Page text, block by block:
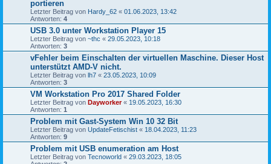
portieren
Letzter Beitrag von Hardy_62 « 01.06.2023, 13:42
Antworten: 4
USB 3.0 unter Workstation Player 15
Letzter Beitrag von ~thc « 29.05.2023, 10:18
Antworten: 3
vFehler beim Einschalten der virtuellen Maschine. Dieser Host
unterstützt AMD-V nicht.
Letzter Beitrag von lh7 « 23.05.2023, 10:09
Antworten: 3
VM Workstation Pro 2017 Shared Folder
Letzter Beitrag von Dayworker« 19.05.2023, 16:30
Antworten: 1
Problem mit Gast-System Win 10 32 Bit
Letzter Beitrag von UpdateFetischist « 18.04.2023, 11:23
Antworten: 9
Problem mit USB enumeration am Host
Letzter Beitrag von Tecnoworld « 29.03.2023, 18:05